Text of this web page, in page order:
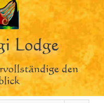
Lodge
den